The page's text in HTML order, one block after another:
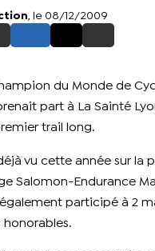
, le 08/12/2009
du Monde de
part à La Sainté
trail long.
vu cette année sur la
Salomon-Endurance
participé à 2
honorables.